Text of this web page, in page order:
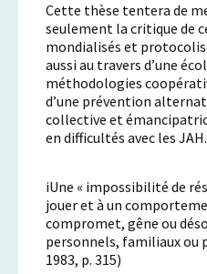
Cette thèse tentera de
seulement la critique de
mondialisés et
aussi au travers d’une
méthodologies
d’une prévention
collective et
en difficultés avec les JAH.
iUne « impossibilité de
jouer et à un
compromet, gêne ou
personnels, familiaux ou
1983, p. 315)